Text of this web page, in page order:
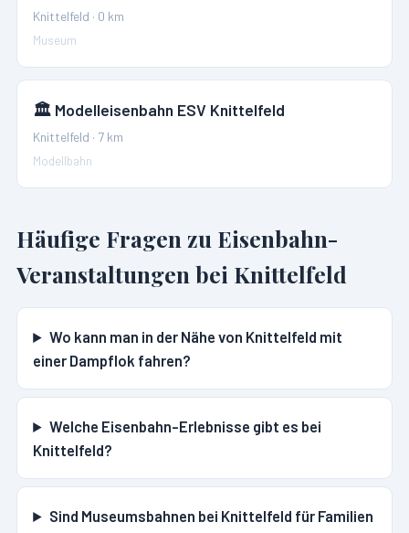
Knittelfeld · 0 km
Museum
🏛️ Modelleisenbahn ESV Knittelfeld
Knittelfeld · 7 km
Modellbahn
Häufige Fragen zu Eisenbahn-
Veranstaltungen bei Knittelfeld
Wo kann man in der Nähe von Knittelfeld mit
einer Dampflok fahren?
Welche Eisenbahn-Erlebnisse gibt es bei
Knittelfeld?
Sind Museumsbahnen bei Knittelfeld für Familien